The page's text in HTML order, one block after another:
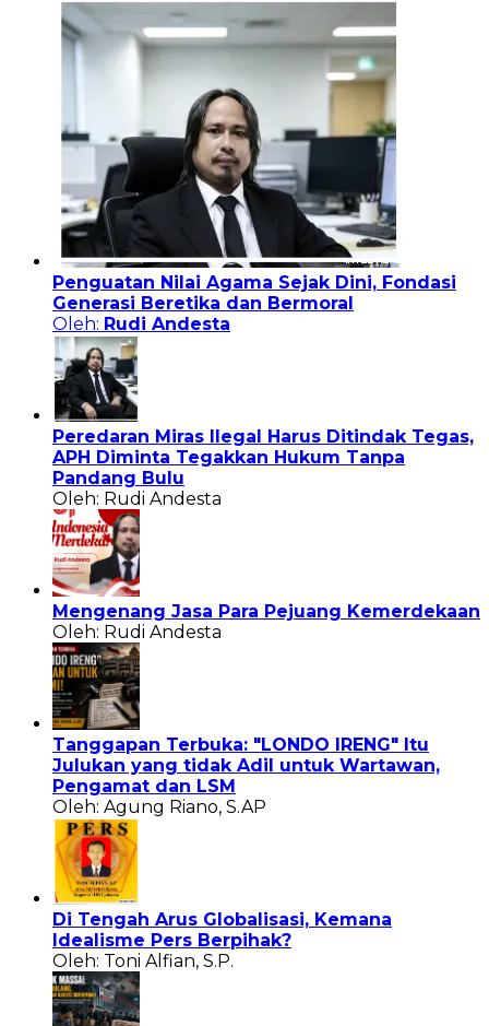
Penguatan Nilai Agama Sejak Dini, Fondasi
Generasi Beretika dan Bermoral
Oleh: Rudi Andesta
Peredaran Miras Ilegal Harus Ditindak Tegas,
APH Diminta Tegakkan Hukum Tanpa
Pandang Bulu
Oleh: Rudi Andesta
Mengenang Jasa Para Pejuang Kemerdekaan
Oleh: Rudi Andesta
Tanggapan Terbuka: "LONDO IRENG" Itu
Julukan yang tidak Adil untuk Wartawan,
Pengamat dan LSM
Oleh: Agung Riano, S.AP
Di Tengah Arus Globalisasi, Kemana
Idealisme Pers Berpihak?
Oleh: Toni Alfian, S.P.